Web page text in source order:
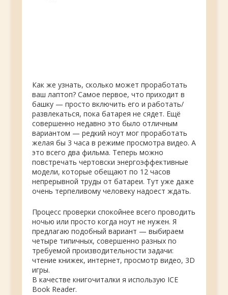
Как же узнать, сколько может проработать
ваш лаптоп? Самое первое, что приходит в
башку — просто включить его и работать/
развлекаться, пока батарея не сядет. Ещё
совершенно недавно это было отличным
вариантом — редкий ноут мог проработать
желая бы 3 часа в режиме просмотра видео. А
это всего два фильма. Теперь можно
повстречать чертовски энергоэффективные
модели, которые обещают по 12 часов
непрерывной труды от батареи. Тут уже даже
очень терпеливому человеку надоест ждать.
Процесс проверки спокойнее всего проводить
ночью или просто когда ноут не нужен. Я
предлагаю подобный вариант — выбираем
четыре типичных, совершенно разных по
требуемой производительности задачи:
чтение книжек, интернет, просмотр видео, 3D
игры.
В качестве книгочиталки я использую ICE
Book Reader.